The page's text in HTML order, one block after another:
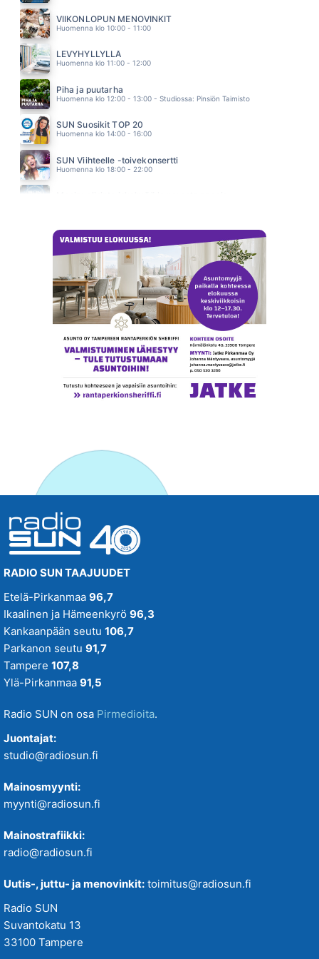
SAMULI EDELMANN
05.28
VIIKONLOPUN MENOVINKIT
Huomenna klo 10:00 - 11:00
LEVYHYLLYLLÄ
Huomenna klo 11:00 - 12:00
Piha ja puutarha
Huomenna klo 12:00 - 13:00 - Studiossa: Pinsiön Taimisto
SUN Suosikit TOP 20
Huomenna klo 14:00 - 16:00
SUN Viihteelle -toivekonsertti
Huomenna klo 18:00 - 22:00
RADIO SUN TAAJUUDET
Etelä-Pirkanmaa 96,7
Ikaalinen ja Hämeenkyrö 96,3
Kankaanpään seutu 106,7
Parkanon seutu 91,7
Tampere 107,8
Ylä-Pirkanmaa 91,5
Radio SUN on osa Pirmedioita.
Juontajat:
studio@radiosun.fi
Mainosmyynti:
myynti@radiosun.fi
Mainostrafiikki:
radio@radiosun.fi
Uutis-, juttu- ja menovinkit: toimitus@radiosun.fi
Radio SUN
Suvantokatu 13
33100 Tampere